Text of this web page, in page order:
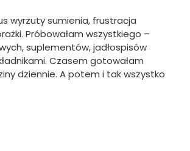
wyrzuty sumienia, frustracja
Próbowałam wszystkiego –
suplementów, jadłospisów
Czasem gotowałam
dziennie. A potem i tak wszystko